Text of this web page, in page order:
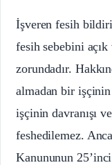
İşveren fesih
fesih sebebini
zorundadır.
almadan bir
işçinin davranışı
feshedilemez.
Kanununun